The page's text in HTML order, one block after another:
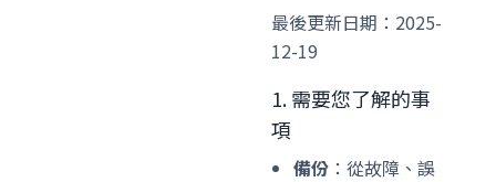
最後更新日期：2025-
12-19
1. 需要您了解的事
項
備份 ：從故障、誤